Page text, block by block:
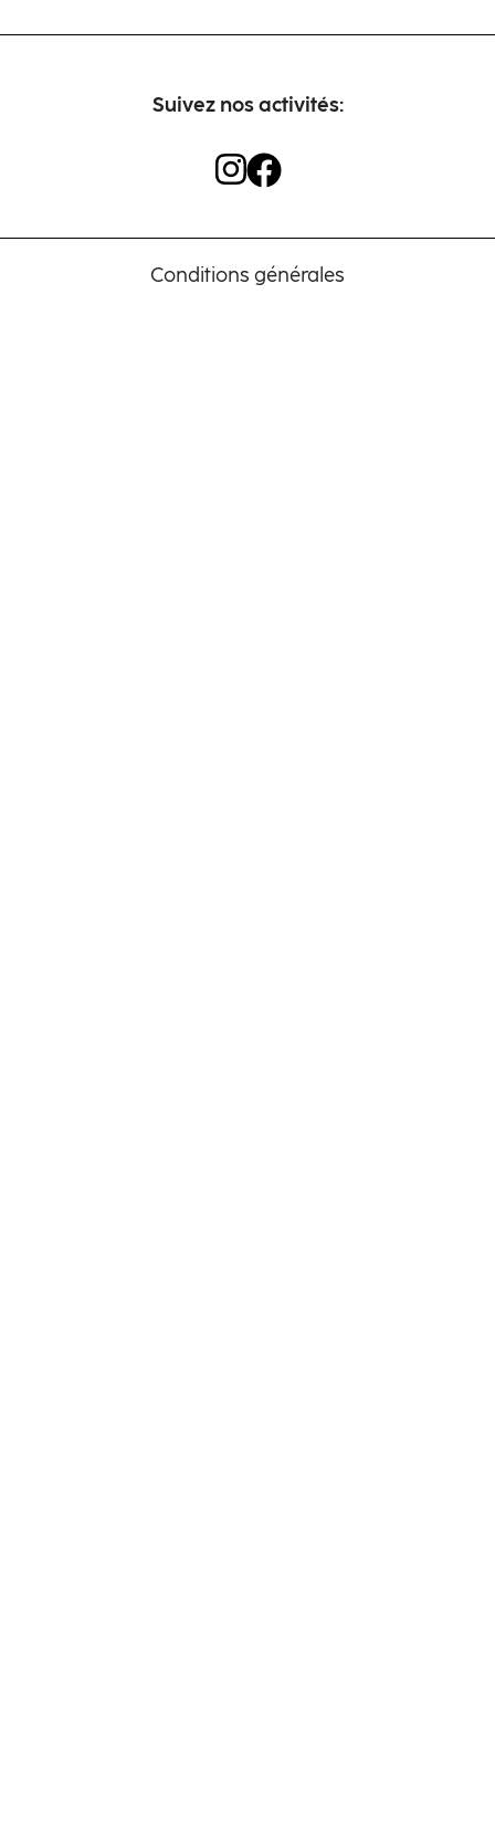
Suivez nos activités:
Conditions générales